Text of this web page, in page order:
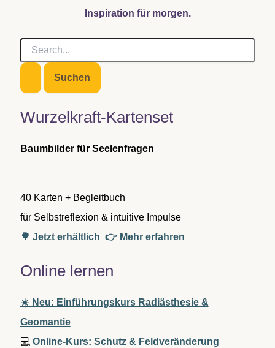
Inspiration für morgen.
S
c
e
n
h
Wurzelkraft-Kartenset
Baumbilder für Seelenfragen
40 Karten + Begleitbuch
für Selbstreflexion & intuitive Impulse
🌳 Jetzt erhältlich 👉 Mehr erfahren
Online lernen
☀️ Neu: Einführungskurs Radiästhesie &
Geomantie
💻 Online-Kurs: Schutz & Feldveränderung